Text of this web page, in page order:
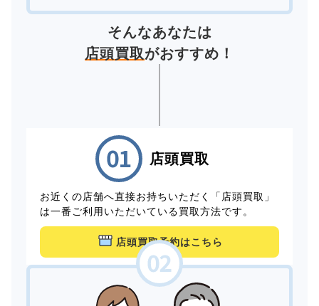
そんなあなたは
店頭買取がおすすめ！
店頭買取
お近くの店舗へ直接お持ちいただく「店頭買取」
は一番ご利用いただいている買取方法です。
店頭買取予約はこちら